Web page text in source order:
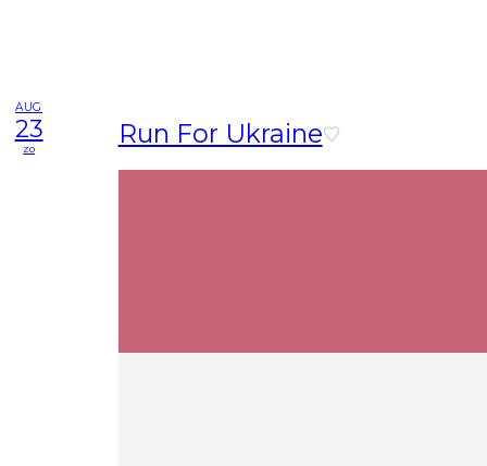
AUG
23
zo Run For Ukraine